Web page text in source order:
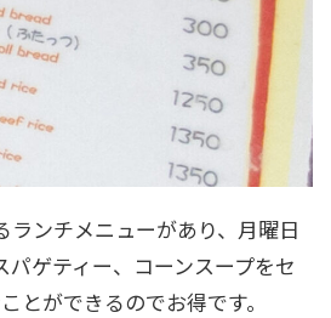
ランチメニューがあり、月曜日
パゲティー、コーンスープをセ
とができるのでお得です。